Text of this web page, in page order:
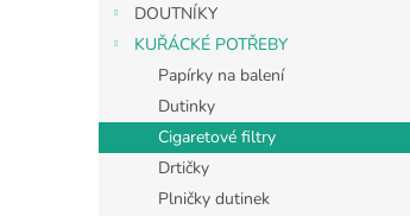
DOUTNÍKY
KUŘÁCKÉ POTŘEBY
Papírky na balení
Dutinky
Cigaretové filtry
Drtičky
Plničky dutinek